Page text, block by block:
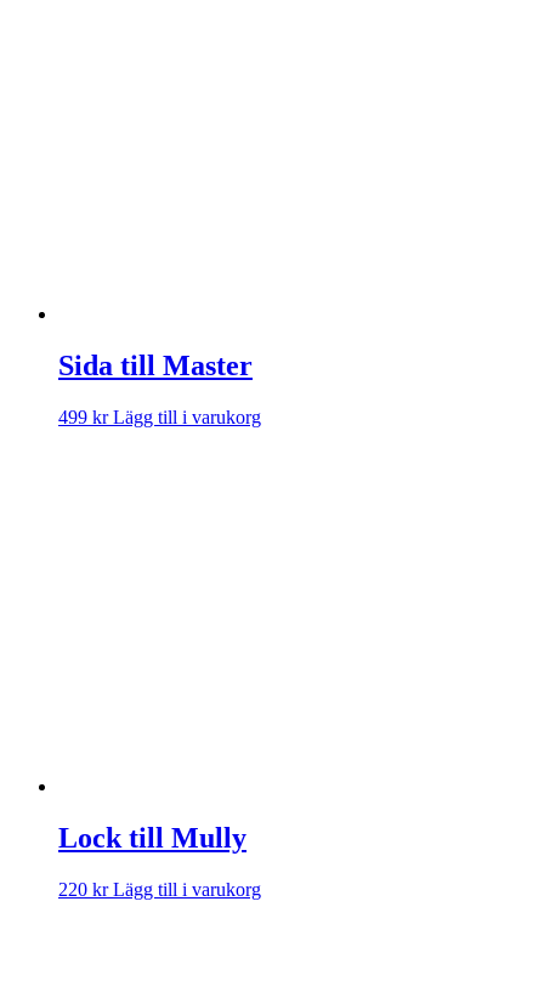
Sida till Master
499 kr Lägg till i varukorg
Lock till Mully
220 kr Lägg till i varukorg